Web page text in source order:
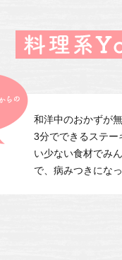
和洋中のおかずが
3分でできるステー
い少ない食材でみ
で、病みつきにな